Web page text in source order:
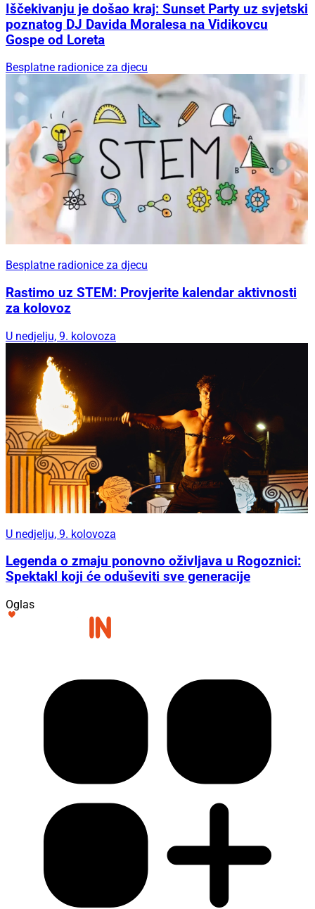
Iščekivanju je došao kraj: Sunset Party uz svjetski
poznatog DJ Davida Moralesa na Vidikovcu
Gospe od Loreta
Besplatne radionice za djecu
Besplatne radionice za djecu
Rastimo uz STEM: Provjerite kalendar aktivnosti
za kolovoz
U nedjelju, 9. kolovoza
U nedjelju, 9. kolovoza
Legenda o zmaju ponovno oživljava u Rogoznici:
Spektakl koji će oduševiti sve generacije
Oglas